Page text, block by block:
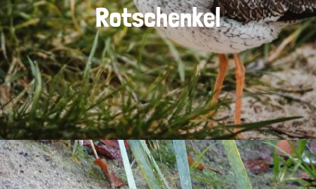
Rotschenkel